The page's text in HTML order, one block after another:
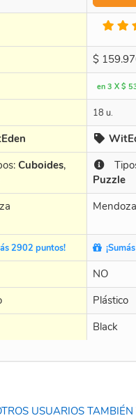
$
en 3 X $
18 u.
Cuboides,
Puzzle
Mendoza
2902 puntos!
NO
Plástico
Black
USUARIOS TAMBIÉN